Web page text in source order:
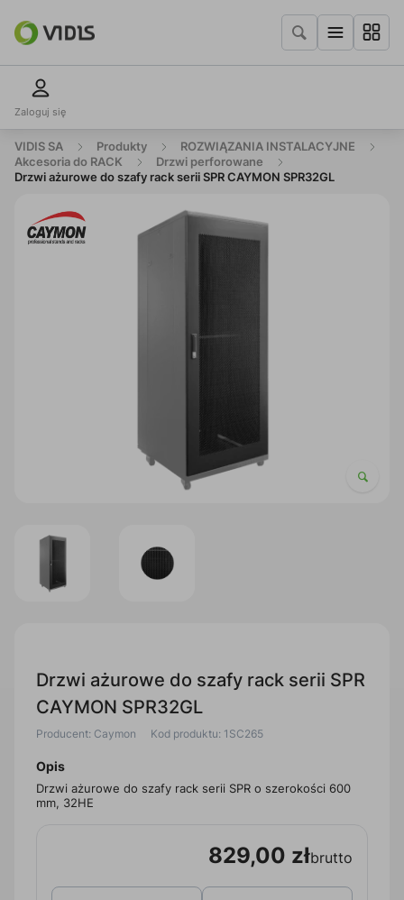
Zaloguj się
VIDIS SA Produkty
ROZWIĄZANIA INSTALACYJNE
Akcesoria do RACK
Drzwi perforowane
Drzwi ażurowe do szafy rack serii SPR CAYMON SPR32GL
Drzwi ażurowe do szafy rack serii SPR
CAYMON SPR32GL
Producent: Caymon Kod produktu: 1SC265
Opis
Drzwi ażurowe do szafy rack serii SPR o szerokości 600
mm, 32HE
829,00 złbrutto